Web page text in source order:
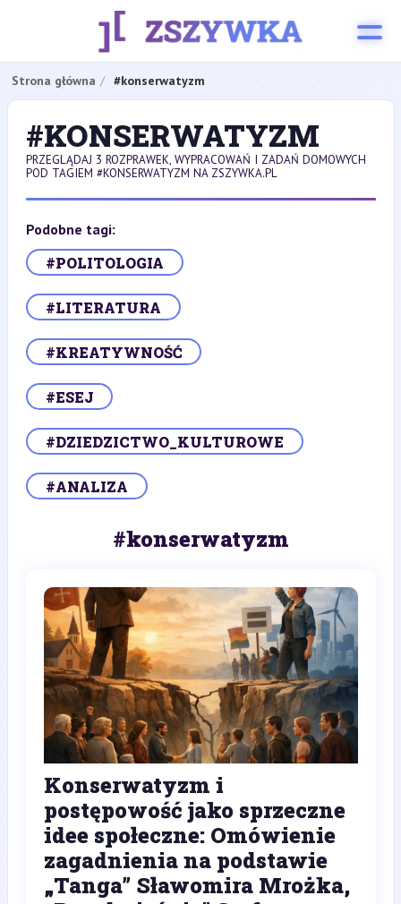
Strona główna #konserwatyzm
#KONSERWATYZM
PRZEGLĄDAJ 3 ROZPRAWEK, WYPRACOWAŃ I ZADAŃ DOMOWYCH
POD TAGIEM #KONSERWATYZM NA ZSZYWKA.PL
Podobne tagi:
#POLITOLOGIA
#LITERATURA
#KREATYWNOŚĆ
#ESEJ
#DZIEDZICTWO_KULTUROWE
#ANALIZA
#konserwatyzm
Konserwatyzm i
postępowość jako sprzeczne
idee społeczne: Omówienie
zagadnienia na podstawie
„Tanga” Sławomira Mrożka,